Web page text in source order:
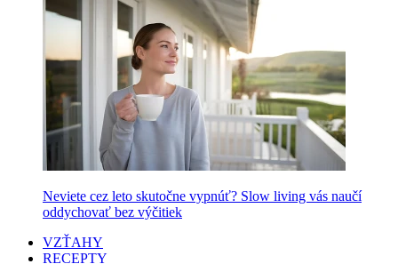
Neviete cez leto skutočne vypnúť? Slow living vás naučí
oddychovať bez výčitiek
VZŤAHY
RECEPTY